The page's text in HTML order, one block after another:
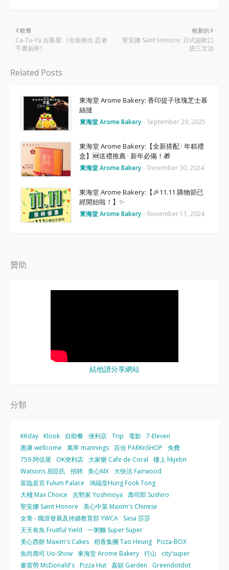
較新的
聖安娜 Saint Honore: 日式超軟口
袋三文治
較舊
Ca-Tu-Ya 吉豚屋:《全新推出 忍者
千裏劍丼》
Related Posts
東海堂 Arome Bakery: 香印提子玫瑰芝士慕
絲撻
東海堂 Arome Bakery - September 29, 2025
東海堂 Arome Bakery:【全新搭配 · 年糕禮
盒】🆕送禮推薦 · 新年必備！🎁
東海堂 Arome Bakery - December 30, 2024
東海堂 Arome Bakery:【🎉11.11 購物節已
經開始啦！】✨
東海堂 Arome Bakery - November 11, 2024
贊助
結他譜分享網站
分類
KKday Klook 自助餐 便利店 Trip 電影 7-Eleven
惠康 wellcome
萬寧 mannings 百佳 PARKnSHOP
免費
759 阿信屋
OK便利店 大家樂 Cafe de Coral
樓上 hkjebn
Watsons 屈臣氏
招聘 美心MX 大快活 Fairwood
富臨皇宮 Fulum Palace
鴻福堂Hung Fook Tong
大棧 Max Choice
吉野家 Yoshinoya
壽司郎 Sushiro
聖安娜 Saint Honore
美心中菜 Maxim's Chinese
女青 - 職涯發展及持續教育部 YWCA
Sasa 莎莎
天天有魚 Fruitful Yield
一粥麵 Super Super
美心西餅 Maxim's Cakes 稻香集團 Tao Heung Pizza-BOX
魚尚壽司 Uo-Show 東海堂 Arome Bakery 行山
city'super
麥當勞 McDonald's Pizza Hut 嘉頓 Garden Greendotdot